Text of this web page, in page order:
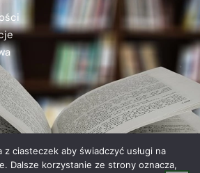
z ciasteczek aby świadczyć usługi na
Dalsze korzystanie ze strony oznacza,